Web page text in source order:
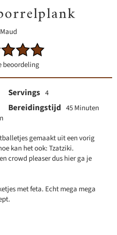
Maud
beoordeling
Servings 4
Bereidingstijd 45 Minuten
gemaakt uit een vorig
kan het ook: Tzatziki.
crowd pleaser dus hier ga je
met feta. Echt mega mega